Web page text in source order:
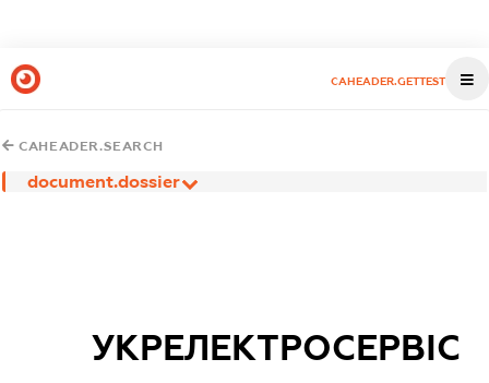
CAHEADER.GETTEST
CAHEADER.SEARCH
document.dossier
УКРЕЛЕКТРОСЕРВІС